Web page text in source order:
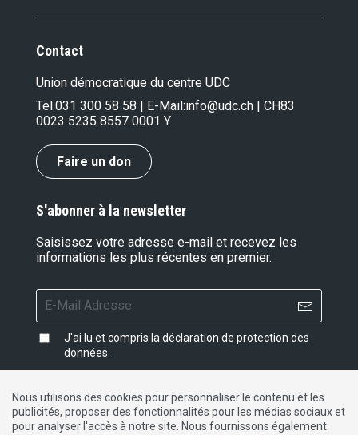
Contact
Union démocratique du centre UDC
Tel.031 300 58 58 | E-Mail:info@udc.ch | CH83
0023 5235 8557 0001 Y
Faire un don
S'abonner à la newsletter
Saisissez votre adresse e-mail et recevez les
informations les plus récentes en premier.
J'ai lu et compris la déclaration de protection des
données
Impressum| Protection des données|Contact
Nous utilisons des cookies pour personnaliser le contenu et les
publicités, proposer des fonctionnalités pour les médias sociaux et
pour analyser l'accès à notre site. Nous fournissons également